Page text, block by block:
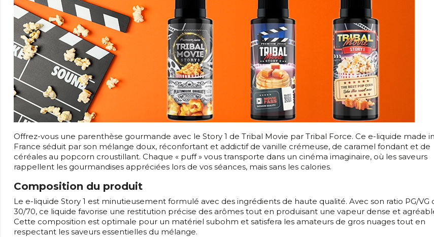
Offrez-vous une parenthèse gourmande avec le Story 1 de Tribal Movie par Tribal Force. Ce e-liquide made in
France séduit par son mélange doux, réconfortant et addictif de vanille crémeuse, de caramel fondant et de
céréales au popcorn croustillant. Chaque « puff » vous transporte dans un cinéma imaginaire, où les saveurs
rappellent les gourmandises appréciées lors de vos séances, mais sans les calories.
Composition du produit
Le e-liquide Story 1 est minutieusement formulé avec des ingrédients de haute qualité. Avec son ratio PG/VG
30/70, ce liquide favorise une restitution précise des arômes tout en produisant une vapeur dense et
Cette composition est optimale pour un matériel subohm et satisfera les amateurs de gros nuages tout en
respectant les saveurs essentielles du mélange.